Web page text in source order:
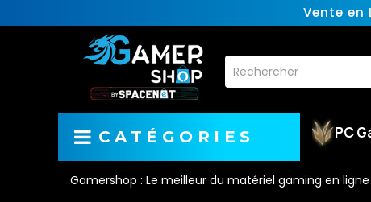
Vente en
CATÉGORIES PC
Gamershop : Le meilleur du matériel gaming en ligne